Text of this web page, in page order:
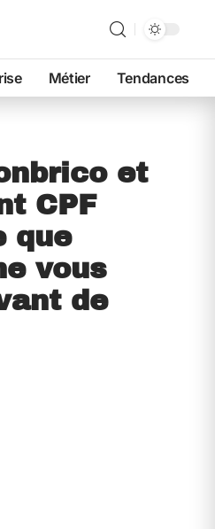
Métier Tendances
et
CPF
que
vous
de